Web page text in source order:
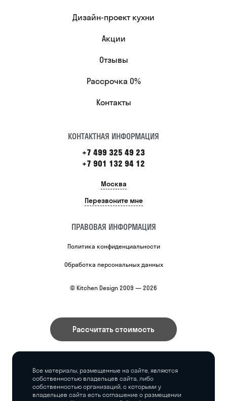
Дизайн-проект кухни
Акции
Отзывы
Рассрочка 0%
Контакты
КОНТАКТНАЯ ИНФОРМАЦИЯ
+7 499 325 49 23
+7 901 132 94 12
Москва
Перезвоните мне
ПРАВОВАЯ ИНФОРМАЦИЯ
Политика конфиденциальности
Обработка персональных данных
© Kitchen Design 2009 — 2026
Рассчитать стоимость
Все материалы, размещенные на сайте, являются
собственностью владельцев сайта, либо
собственностью организаций, с которыми у
владельцев сайта есть соглашение о размещении